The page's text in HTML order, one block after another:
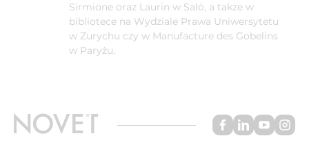
Sirmione oraz Laurin w Saló, a także w
bibliotece na Wydziale Prawa Uniwersytetu
w Zurychu czy w Manufacture des Gobelins
w Paryżu.